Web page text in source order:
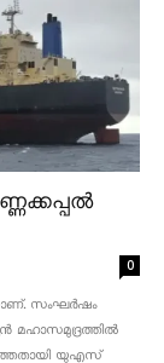
0
സംഘർഷം
മഹാസമുദ്രത്തിൽ
യുഎസ്